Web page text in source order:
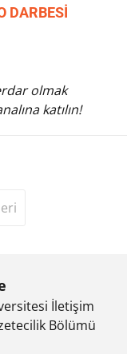
DARBESİ
olmak
katılın!
İletişim
Bölümü
akım